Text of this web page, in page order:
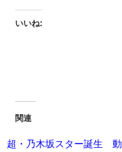
いいね:
関連
超・乃木坂スター誕生 動